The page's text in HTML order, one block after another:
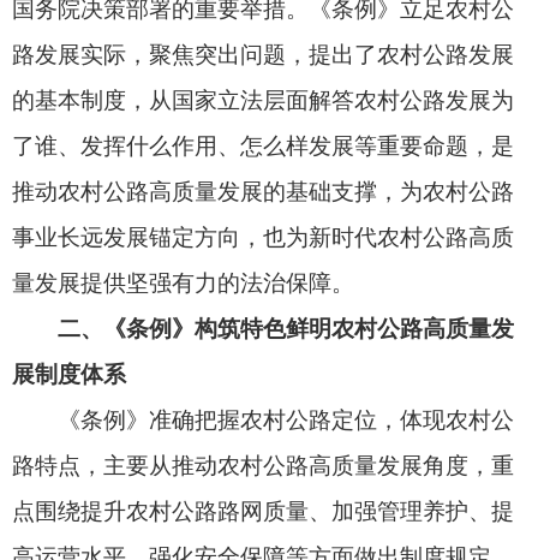
高运营水平、强化安全保障等方面做出制度规定，
既有对现有成熟制度的系统总结提炼，又有基于农
村公路未来发展的前瞻性考虑，在制度设计上特色
鲜明、亮点突出。
例》提出农村公路发展应当与统筹新型城镇化和乡
村全面振兴的有关要求相适应，这就要求充分发挥
农村公路先导性作用，把提升路网质量作为建设重
点，推动路网提档升级、优化结构；对路网密度不
足的偏远山区、边疆地区等根据实际需要有序推进
现有公路不符合最低技术等级要求的应当升级
改造为符合技术等级要求的公路，进一步满足人民
群众对美好出行的需求。此外，对于农村公路建设
选用的具体技术等级及其主要技术指标，《条例》